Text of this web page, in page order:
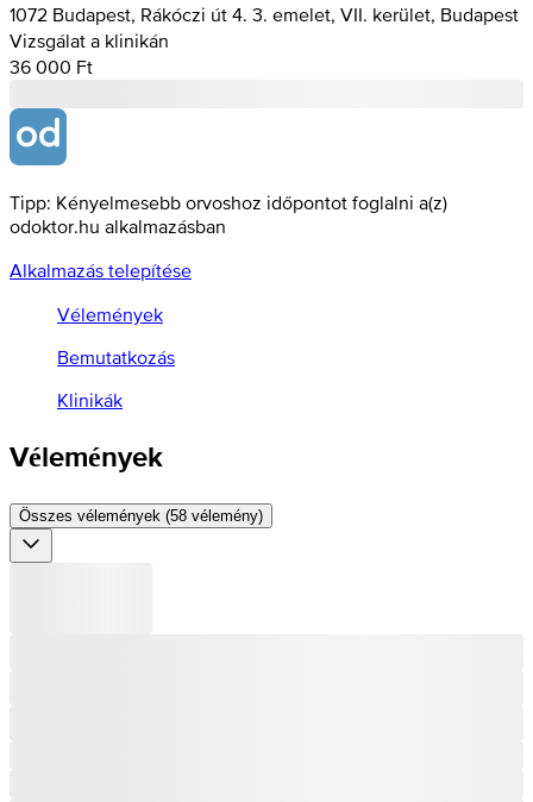
1072 Budapest, Rákóczi út 4. 3. emelet, VII. kerület, Budapest
Vizsgálat a klinikán
36 000 Ft
Tipp: Kényelmesebb orvoshoz időpontot foglalni a(z)
odoktor.hu alkalmazásban
Alkalmazás telepítése
Vélemények
Bemutatkozás
Klinikák
Vélemények
Összes vélemények (58 vélemény)